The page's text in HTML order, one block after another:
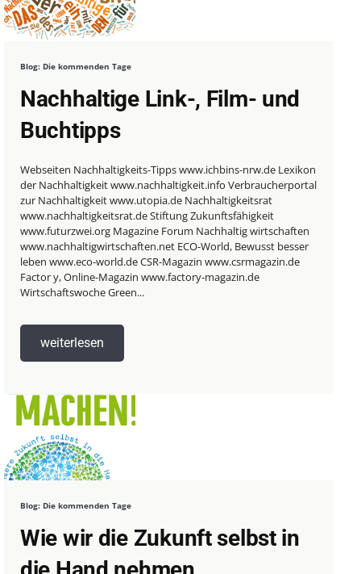
Blog: Die kommenden Tage
Nachhaltige Link-, Film- und
Buchtipps
Webseiten Nachhaltigkeits-Tipps www.ichbins-nrw.de Lexikon
der Nachhaltigkeit www.nachhaltigkeit.info Verbraucherportal
zur Nachhaltigkeit www.utopia.de Nachhaltigkeitsrat
www.nachhaltigkeitsrat.de Stiftung Zukunftsfähigkeit
www.futurzwei.org Magazine Forum Nachhaltig wirtschaften
www.nachhaltigwirtschaften.net ECO-World, Bewusst besser
leben www.eco-world.de CSR-Magazin www.csrmagazin.de
Factor y, Online-Magazin www.factory-magazin.de
Wirtschaftswoche Green...
weiterlesen
Blog: Die kommenden Tage
Wie wir die Zukunft selbst in